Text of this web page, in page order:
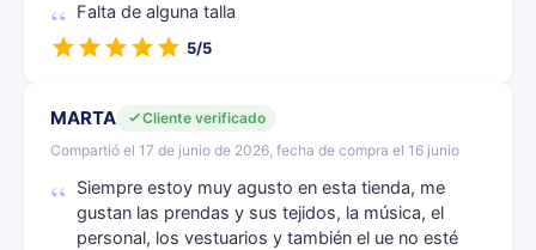
Falta de alguna talla
5/5
MARTA
Cliente verificado
Compartió el 17 de junio de 2026, fecha de compra el 16 junio
Siempre estoy muy agusto en esta tienda, me
gustan las prendas y sus tejidos, la música, el
personal, los vestuarios y también el ue no esté